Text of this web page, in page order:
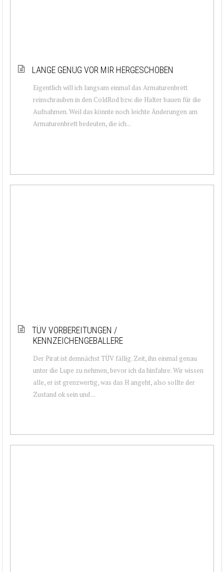
LANGE GENUG VOR MIR HERGESCHOBEN
Eigentlich will ich langsam einmal das Armaturenbrett
reinschrauben in den ColdRod bzw. die Halter bauen für die
Aufnahmen. Weil das könnte noch leichte Änderungen am
Armaturenbrett bedeuten, die ich...
TÜV VORBEREITUNGEN /
KENNZEICHENGEBALLERE
Der Pirat ist demnächst TÜV fällig. Zeit, ihn einmal genau
unter die Lupe zu nehmen, bevor ich da hinfahre. Wir wissen
alle, er ist grenzwertig, was das H angeht, also sollte der
Zustand ok sein und ...